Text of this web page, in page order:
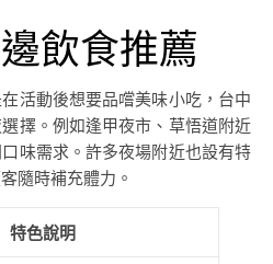
飲食推薦
活動後想要品嚐美味小吃，台中
擇。例如逢甲夜市、草悟道附近
味需求。許多夜場附近也設有特
隨時補充體力。
特色說明